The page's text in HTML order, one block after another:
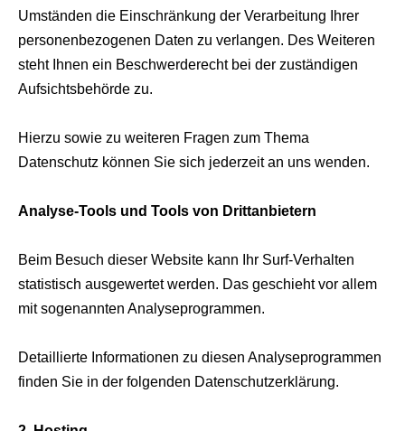
Umständen die Einschränkung der Verarbeitung Ihrer
personenbezogenen Daten zu verlangen. Des Weiteren
steht Ihnen ein Beschwerderecht bei der zuständigen
Aufsichtsbehörde zu.
Hierzu sowie zu weiteren Fragen zum Thema
Datenschutz können Sie sich jederzeit an uns wenden.
Analyse-Tools und Tools von Drittanbietern
Beim Besuch dieser Website kann Ihr Surf-Verhalten
statistisch ausgewertet werden. Das geschieht vor allem
mit sogenannten Analyseprogrammen.
Detaillierte Informationen zu diesen Analyseprogrammen
finden Sie in der folgenden Datenschutzerklärung.